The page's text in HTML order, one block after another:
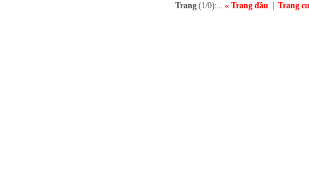
Trang (1/0):... « Trang đầu Trang